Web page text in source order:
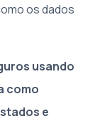
os dados
usando
como
e